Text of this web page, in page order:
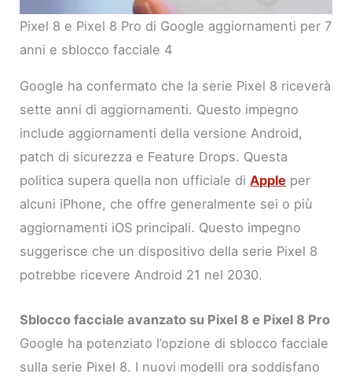
Pixel 8 e Pixel 8 Pro di Google aggiornamenti per 7
anni e sblocco facciale 4
Google ha confermato che la serie Pixel 8 riceverà
sette anni di aggiornamenti. Questo impegno
include aggiornamenti della versione Android,
patch di sicurezza e Feature Drops. Questa
politica supera quella non ufficiale diApple per
alcuni iPhone, che offre generalmente sei o più
aggiornamenti iOS principali. Questo impegno
suggerisce che un dispositivo della serie Pixel 8
potrebbe ricevere Android 21 nel 2030.
Sblocco facciale avanzato su Pixel 8 e Pixel 8 Pro
Google ha potenziato l’opzione di sblocco facciale
sulla serie Pixel 8. I nuovi modelli ora soddisfano